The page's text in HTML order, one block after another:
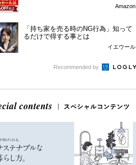
Amazon
「持ち家を売る時のNG行為」知って
るだけで得する事とは
イエウール
Recommended by